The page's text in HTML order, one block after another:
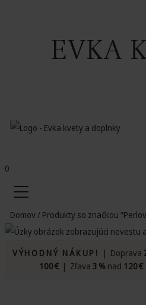
EVKA
0
Domov/ Produkty so značkou
VÝHODNÝ NÁKUP! | Doprava
100 €| Zľava 3 %nad 120 €